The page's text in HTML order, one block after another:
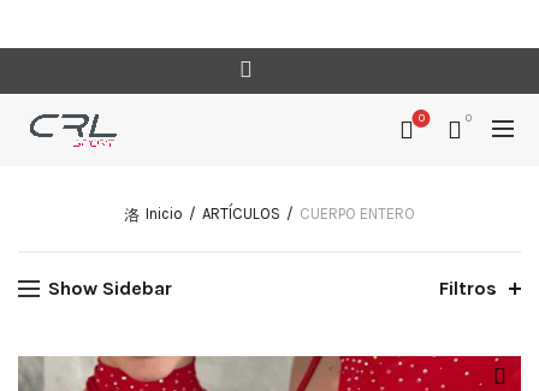
0 0
Inicio ARTÍCULOS CUERPO ENTERO
Show Sidebar Filtros